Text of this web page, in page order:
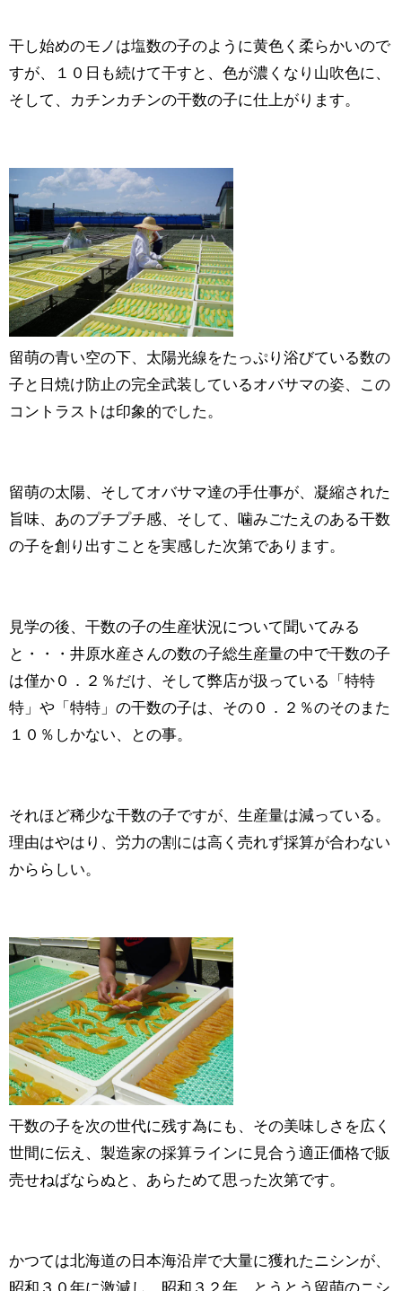
干し始めのモノは塩数の子のように黄色く柔らかいので
すが、１０日も続けて干すと、色が濃くなり山吹色に、
そして、カチンカチンの干数の子に仕上がります。
留萌の青い空の下、太陽光線をたっぷり浴びている数の
子と日焼け防止の完全武装しているオバサマの姿、この
コントラストは印象的でした。
留萌の太陽、そしてオバサマ達の手仕事が、凝縮された
旨味、あのプチプチ感、そして、噛みごたえのある干数
の子を創り出すことを実感した次第であります。
見学の後、干数の子の生産状況について聞いてみる
と・・・井原水産さんの数の子総生産量の中で干数の子
は僅か０．２％だけ、そして弊店が扱っている「特特
特」や「特特」の干数の子は、その０．２％のそのまた
１０％しかない、との事。
それほど稀少な干数の子ですが、生産量は減っている。
理由はやはり、労力の割には高く売れず採算が合わない
かららしい。
干数の子を次の世代に残す為にも、その美味しさを広く
世間に伝え、製造家の採算ラインに見合う適正価格で販
売せねばならぬと、あらためて思った次第です。
かつては北海道の日本海沿岸で大量に獲れたニシンが、